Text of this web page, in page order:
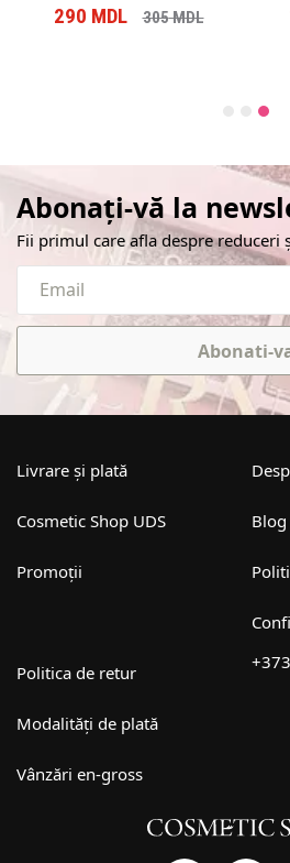
290 MDL 305MDL
Abonați-vă la
Fii primul care afla despre reduceri
Abonati-
Livrare și plată
Cosmetic Shop UDS
Promoții
Blog
Politica de retur
Modalități de plată
Vânzări en-gross